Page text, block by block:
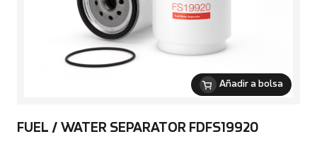
Añadir a bolsa
FUEL / WATER SEPARATOR FDFS19920